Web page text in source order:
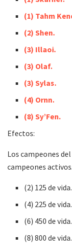
(1) Tahm
(2) Shen.
(3) Illaoi.
(3) Olaf.
(3) Sylas.
(4) Ornn.
(8) Sy’Fen.
Efectos:
Los campeones
campeones
(2) 125 de vida.
(4) 225 de vida.
(6) 450 de vida.
(8) 800 de vida.